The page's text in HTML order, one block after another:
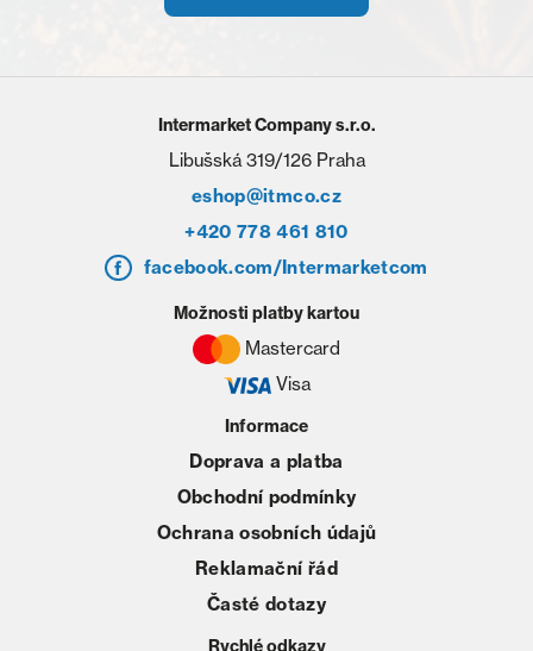
Intermarket Company s.r.o.
Libušská 319/126 Praha
eshop@itmco.cz
+420 778 461 810
facebook.com/Intermarketcom
Informace
Doprava a platba
Obchodní podmínky
Ochrana osobních údajů
Reklamační řád
Časté dotazy
Rychlé odkazy
Možnosti platby kartou
Mastercard
Visa